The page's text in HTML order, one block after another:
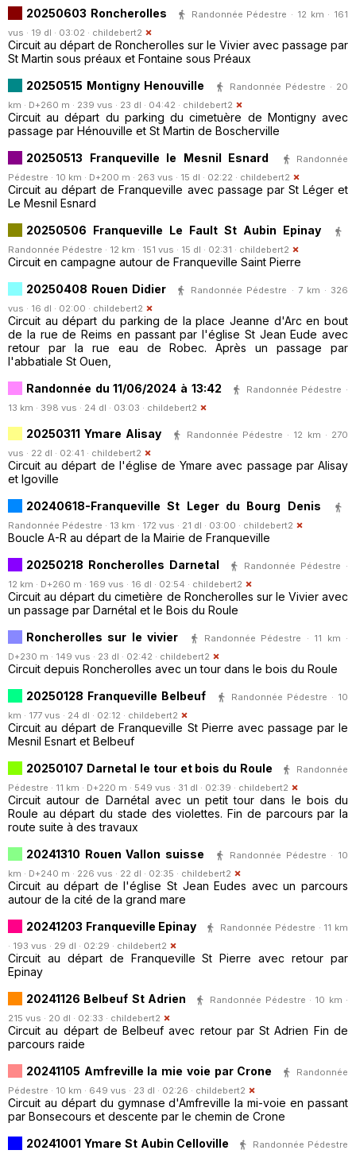
20250603 Roncherolles
Randonnée Pédestre · 12 km · 161
vus · 19 dl · 03:02 · childebert2
Circuit au départ de Roncherolles sur le Vivier avec passage par
St Martin sous préaux et Fontaine sous Préaux
20250515 Montigny Henouville
Randonnée Pédestre · 20
km · D+260 m · 239 vus · 23 dl · 04:42 · childebert2
Circuit au départ du parking du cimetuère de Montigny avec
passage par Hénouville et St Martin de Boscherville
20250513 Franqueville le Mesnil Esnard
Randonnée
Pédestre · 10 km · D+200 m · 263 vus · 15 dl · 02:22 · childebert2
Circuit au départ de Franqueville avec passage par St Léger et
Le Mesnil Esnard
20250506 Franqueville Le Fault St Aubin Epinay
Randonnée Pédestre · 12 km · 151 vus · 15 dl · 02:31 · childebert2
Circuit en campagne autour de Franqueville Saint Pierre
20250408 Rouen Didier
Randonnée Pédestre · 7 km · 326
vus · 16 dl · 02:00 · childebert2
Circuit au départ du parking de la place Jeanne d'Arc en bout
de la rue de Reims en passant par l'église St Jean Eude avec
retour par la rue eau de Robec. Après un passage par
l'abbatiale St Ouen,
Randonnée du 11/06/2024 à 13:42
Randonnée Pédestre ·
13 km · 398 vus · 24 dl · 03:03 · childebert2
20250311 Ymare Alisay
Randonnée Pédestre · 12 km · 270
vus · 22 dl · 02:41 · childebert2
Circuit au départ de l'église de Ymare avec passage par Alisay
et Igoville
20240618-Franqueville St Leger du Bourg Denis
Randonnée Pédestre · 13 km · 172 vus · 21 dl · 03:00 · childebert2
Boucle A-R au départ de la Mairie de Franqueville
20250218 Roncherolles Darnetal
Randonnée Pédestre ·
12 km · D+260 m · 169 vus · 16 dl · 02:54 · childebert2
Circuit au départ du cimetière de Roncherolles sur le Vivier avec
un passage par Darnétal et le Bois du Roule
Roncherolles sur le vivier
Randonnée Pédestre · 11 km ·
D+230 m · 149 vus · 23 dl · 02:42 · childebert2
Circuit depuis Roncherolles avec un tour dans le bois du Roule
20250128 Franqueville Belbeuf
Randonnée Pédestre · 10
km · 177 vus · 24 dl · 02:12 · childebert2
Circuit au départ de Franqueville St Pierre avec passage par le
Mesnil Esnart et Belbeuf
20250107 Darnetal le tour et bois du Roule
Randonnée
Pédestre · 11 km · D+220 m · 549 vus · 31 dl · 02:39 · childebert2
Circuit autour de Darnétal avec un petit tour dans le bois du
Roule au départ du stade des violettes. Fin de parcours par la
route suite à des travaux
20241310 Rouen Vallon suisse
Randonnée Pédestre · 10
km · D+240 m · 226 vus · 22 dl · 02:35 · childebert2
Circuit au départ de l'église St Jean Eudes avec un parcours
autour de la cité de la grand mare
20241203 Franqueville Epinay
Randonnée Pédestre · 11 km
· 193 vus · 29 dl · 02:29 · childebert2
Circuit au départ de Franqueville St Pierre avec retour par
Epinay
20241126 Belbeuf St Adrien
Randonnée Pédestre · 10 km ·
215 vus · 20 dl · 02:33 · childebert2
Circuit au départ de Belbeuf avec retour par St Adrien Fin de
parcours raide
20241105 Amfreville la mie voie par Crone
Randonnée
Pédestre · 10 km · 649 vus · 23 dl · 02:26 · childebert2
Circuit au départ du gymnase d'Amfreville la mi-voie en passant
par Bonsecours et descente par le chemin de Crone
20241001 Ymare St Aubin Celloville
Randonnée Pédestre